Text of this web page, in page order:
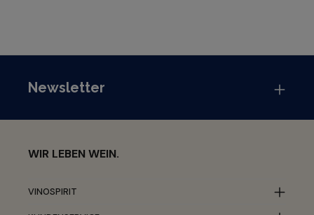
Newsletter
WIR LEBEN WEIN.
VINOSPIRIT